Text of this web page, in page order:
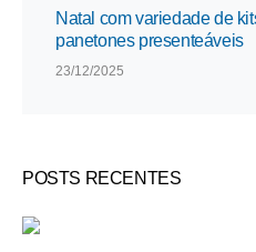
Natal com variedade de
panetones presenteáveis
23/12/2025
POSTS RECENTES